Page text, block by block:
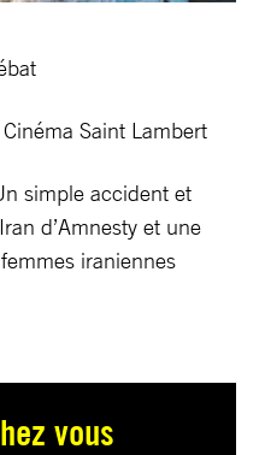
Saint Lambert
simple accident et
d’Amnesty et une
iraniennes
vous